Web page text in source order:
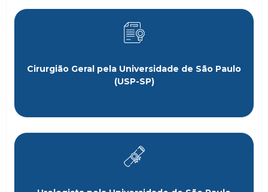
Cirurgião Geral pela Universidade de São Paulo
(USP-SP)